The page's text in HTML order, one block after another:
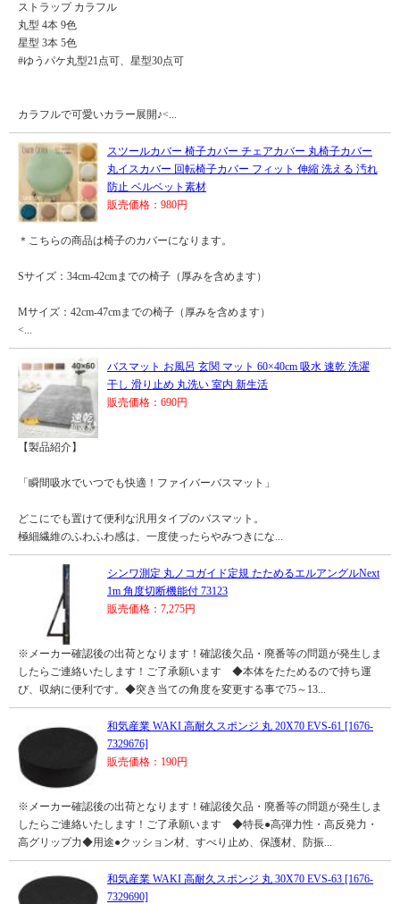
ストラップ カラフル
丸型 4本 9色
星型 3本 5色
#ゆうパケ丸型21点可、星型30点可
カラフルで可愛いカラー展開♪<...
スツールカバー 椅子カバー チェアカバー 丸椅子カバー
丸イスカバー 回転椅子カバー フィット 伸縮 洗える 汚れ
防止 ベルベット素材
販売価格：980円
＊こちらの商品は椅子のカバーになります。
Sサイズ：34cm-42cmまでの椅子（厚みを含めます）
Mサイズ：42cm-47cmまでの椅子（厚みを含めます）
<...
バスマット お風呂 玄関 マット 60×40cm 吸水 速乾 洗濯
干し 滑り止め 丸洗い 室内 新生活
販売価格：690円
【製品紹介】
「瞬間吸水でいつでも快適！ファイバーバスマット」
どこにでも置けて便利な汎用タイプのバスマット。
極細繊維のふわふわ感は、一度使ったらやみつきにな...
シンワ測定 丸ノコガイド定規 たためるエルアングルNext
1m 角度切断機能付 73123
販売価格：7,275円
※メーカー確認後の出荷となります！確認後欠品・廃番等の問題が発生しま
したらご連絡いたします！ご了承願います ◆本体をたためるので持ち運
び、収納に便利です。◆突き当ての角度を変更する事で75～13...
和気産業 WAKI 高耐久スポンジ 丸 20X70 EVS-61 [1676-
7329676]
販売価格：190円
※メーカー確認後の出荷となります！確認後欠品・廃番等の問題が発生しま
したらご連絡いたします！ご了承願います ◆特長●高弾力性・高反発力・
高グリップ力◆用途●クッション材、すべり止め、保護材、防振...
和気産業 WAKI 高耐久スポンジ 丸 30X70 EVS-63 [1676-
7329690]